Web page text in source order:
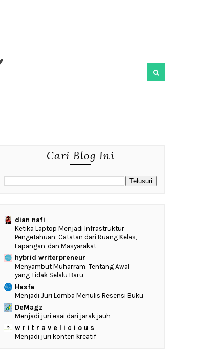
Cari Blog Ini
dian nafi
Ketika Laptop Menjadi Infrastruktur
Pengetahuan: Catatan dari Ruang Kelas,
Lapangan, dan Masyarakat
hybrid writerpreneur
Menyambut Muharram: Tentang Awal
yang Tidak Selalu Baru
Hasfa
Menjadi Juri Lomba Menulis Resensi Buku
DeMagz
Menjadi juri esai dari jarak jauh
w r i t r a v e l i c i o u s
Menjadi juri konten kreatif